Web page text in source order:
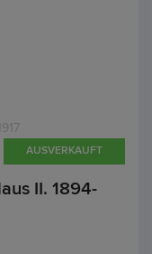
AUSVERKAUFT
II. 1894-